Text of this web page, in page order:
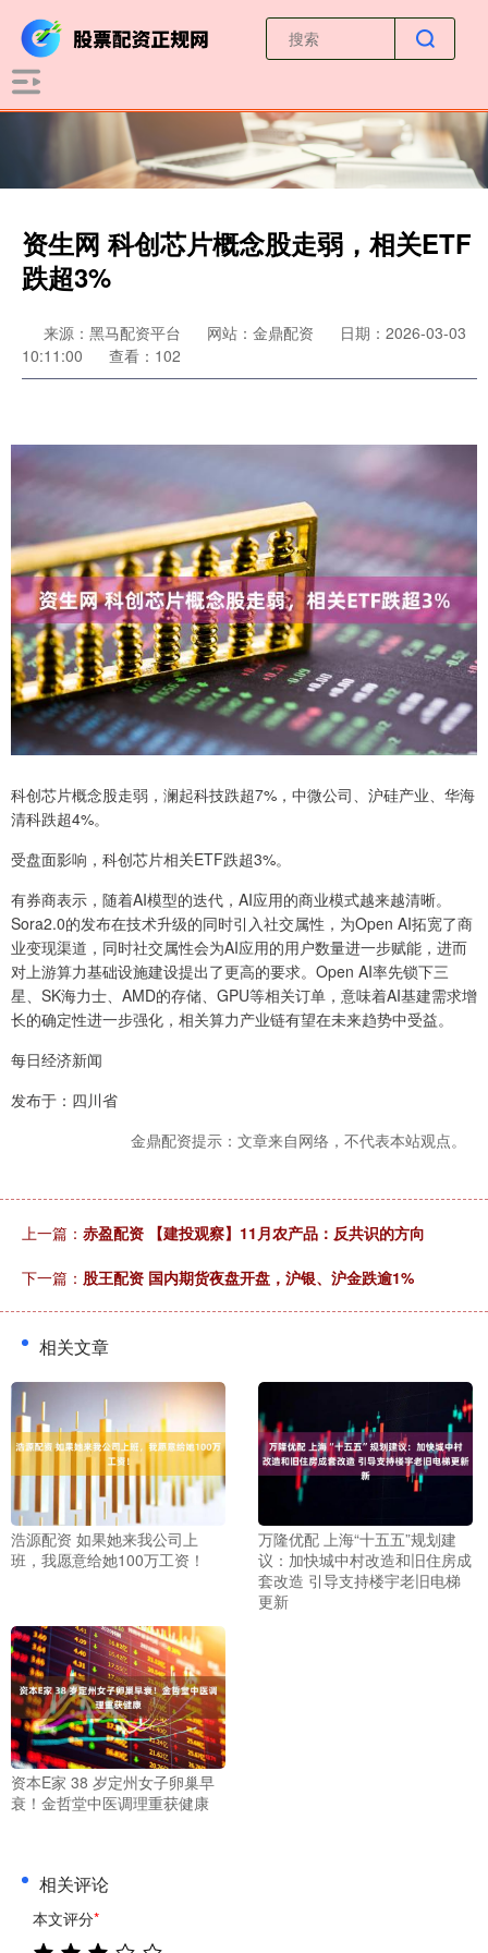
资生网 科创芯片概念股走弱，相关ETF
跌超3%
来源：黑马配资平台 网站：金鼎配资
日期：2026-03-03
10:11:00
查看：102
科创芯片概念股走弱，澜起科技跌超7%，中微公司、沪硅产业、华海
清科跌超4%。
受盘面影响，科创芯片相关ETF跌超3%。
有券商表示，随着AI模型的迭代，AI应用的商业模式越来越清晰。
Sora2.0的发布在技术升级的同时引入社交属性，为Open AI拓宽了商
业变现渠道，同时社交属性会为AI应用的用户数量进一步赋能，进而
对上游算力基础设施建设提出了更高的要求。Open AI率先锁下三
星、SK海力士、AMD的存储、GPU等相关订单，意味着AI基建需求增
长的确定性进一步强化，相关算力产业链有望在未来趋势中受益。
每日经济新闻
发布于：四川省
金鼎配资提示：文章来自网络，不代表本站观点。
上一篇： 赤盈配资 【建投观察】11月农产品：反共识的方向
下一篇： 股王配资 国内期货夜盘开盘，沪银、沪金跌逾1%
相关文章
浩源配资 如果她来我公司上
班，我愿意给她100万工资！
万隆优配 上海“十五五”规划建
议：加快城中村改造和旧住房成
套改造 引导支持楼宇老旧电梯
更新
资本E家 38 岁定州女子卵巢早
衰！金哲堂中医调理重获健康
相关评论
本文评分*